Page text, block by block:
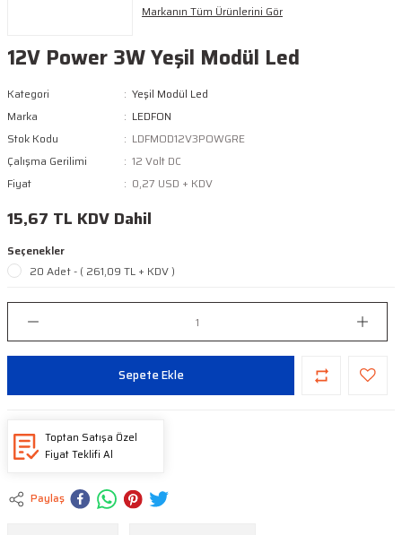
Markanın Tüm Ürünlerini Gör
12V Power 3W Yeşil Modül Led
Kategori
Yeşil Modül Led
Marka
LEDFON
Stok Kodu
LDFMOD12V3POWGRE
Çalışma Gerilimi
12 Volt DC
Fiyat
0,27 USD + KDV
15,67 TL KDV Dahil
Seçenekler
20 Adet - ( 261,09 TL + KDV )
Sepete Ekle
Toptan Satışa Özel
Fiyat Teklifi Al
Paylaş